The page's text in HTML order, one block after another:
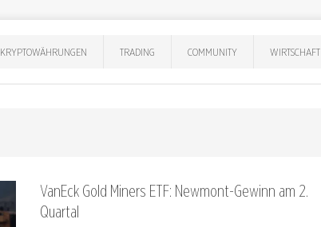
KRYPTOWÄHRUNGEN TRADING COMMUNITY WIRTSCHAFT
VanEck Gold Miners ETF: Newmont-Gewinn am 2.
Quartal